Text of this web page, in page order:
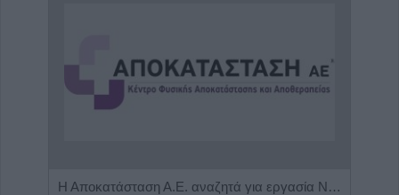
Η Αποκατάσταση Α.Ε. αναζητά για εργασία Νοσηλευτές και Βοηθούς Νοσηλευτές